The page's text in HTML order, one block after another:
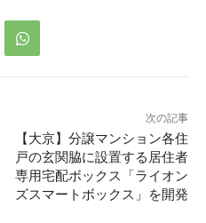
次の記事
【大京】分譲マンション各住
戸の玄関脇に設置する居住者
専用宅配ボックス「ライオン
ズスマートボックス」を開発